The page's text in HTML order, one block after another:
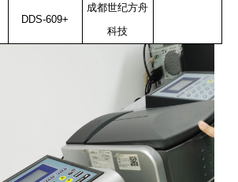
DDS-609+
成都世纪方舟
科技